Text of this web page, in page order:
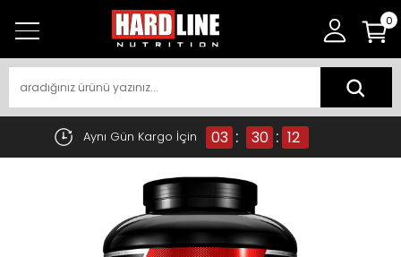
0
Aynı Gün Kargo İçin 03 : 30 : 12